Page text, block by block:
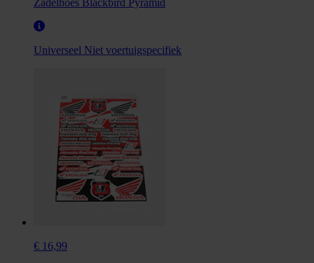
Zadelhoes Blackbird Pyramid
Universeel Niet voertuigspecifiek
€ 16,99